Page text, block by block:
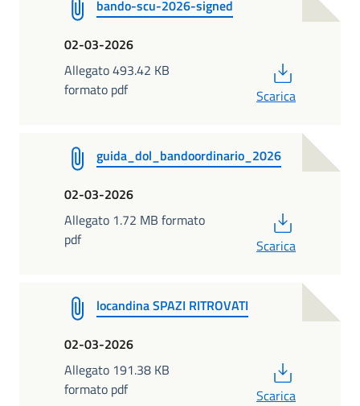
bando-scu-2026-signed
02-03-2026
Allegato 493.42 KB
formato pdf
Scarica
guida_dol_bandoordinario_2026
02-03-2026
Allegato 1.72 MB formato
pdf
Scarica
locandina SPAZI RITROVATI
02-03-2026
Allegato 191.38 KB
formato pdf
Scarica